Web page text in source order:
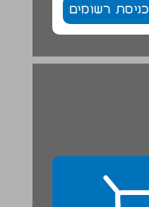
כניסת רשומים